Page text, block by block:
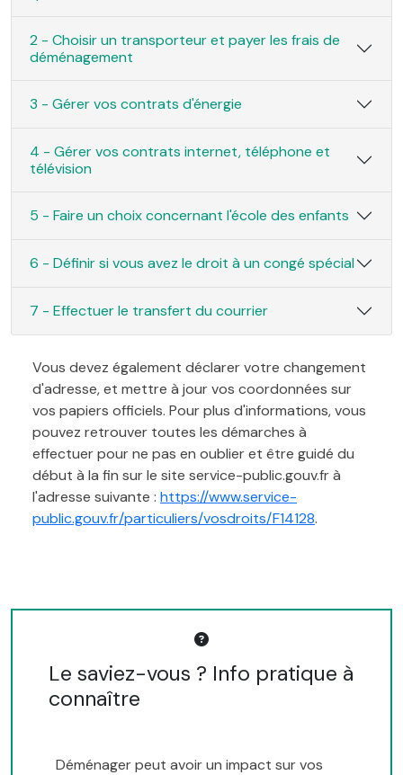
2 - Choisir un transporteur et payer les frais de
déménagement
3 - Gérer vos contrats d'énergie
4 - Gérer vos contrats internet, téléphone et
télévision
5 - Faire un choix concernant l'école des enfants
6 - Définir si vous avez le droit à un congé spécial
7 - Effectuer le transfert du courrier
Vous devez également déclarer votre changement
d'adresse, et mettre à jour vos coordonnées sur
vos papiers officiels. Pour plus d'informations, vous
pouvez retrouver toutes les démarches à
effectuer pour ne pas en oublier et être guidé du
début à la fin sur le site service-public.gouv.fr à
l'adresse suivante : https://www.service-
public.gouv.fr/particuliers/vosdroits/F14128.
Le saviez-vous ? Info pratique à
connaître
Déménager peut avoir un impact sur vos